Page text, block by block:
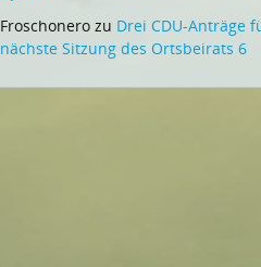
Froschonero zu Drei CDU-Anträge
nächste Sitzung des Ortsbeirats 6